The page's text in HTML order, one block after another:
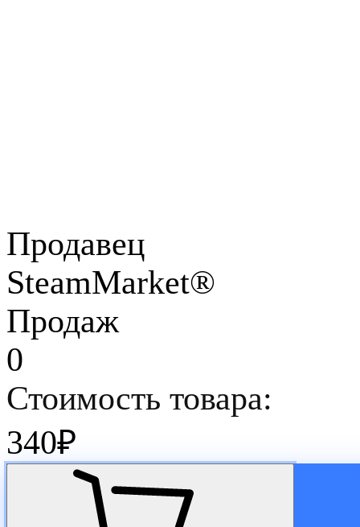
Продавец
SteamMarket®
Продаж
0
Стоимость товара:
340₽